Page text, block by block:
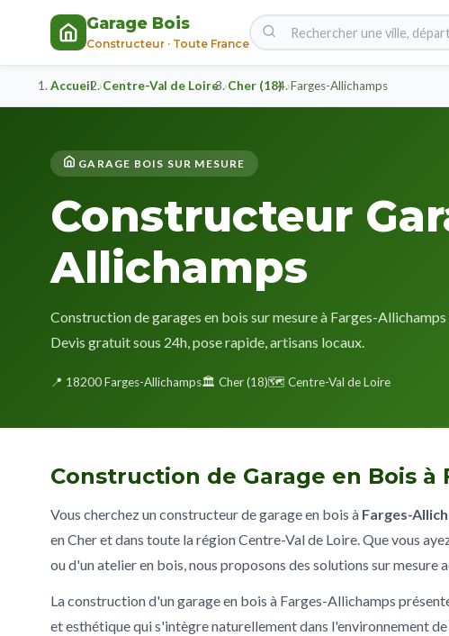
Garage Bois
Constructeur · Toute France
Accueil Centre-Val de Loire Cher (18) Farges-Allichamps
GARAGE BOIS SUR MESURE
Constructeur
Allichamps
Construction de garages en bois sur mesure à Farges-
Devis gratuit sous 24h, pose rapide, artisans locaux.
📍 18200 Farges-Allichamps🏛️ Cher (18)🗺️ Centre-Val de Loire
Construction de Garage en Bois à
Vous cherchez un constructeur de garage en bois à Farges-
en Cher et dans toute la région Centre-Val de Loire. Que vous
ou d'un atelier en bois, nous proposons des solutions sur
La construction d'un garage en bois à Farges-Allichamps
et esthétique qui s'intègre naturellement dans l'environnement